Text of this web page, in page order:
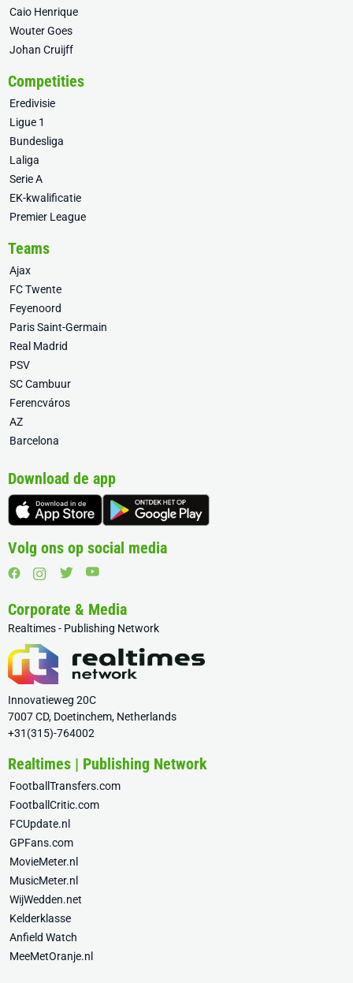
Caio Henrique
Wouter Goes
Johan Cruijff
Competities
Eredivisie
Ligue 1
Bundesliga
Laliga
Serie A
EK-kwalificatie
Premier League
Teams
Ajax
FC Twente
Feyenoord
Paris Saint-Germain
Real Madrid
PSV
SC Cambuur
Ferencváros
AZ
Barcelona
Download de app
Volg ons op social media
Corporate & Media
Realtimes - Publishing Network
Innovatieweg 20C
7007 CD, Doetinchem, Netherlands
+31(315)-764002
Realtimes | Publishing Network
FootballTransfers.com
FootballCritic.com
FCUpdate.nl
GPFans.com
MovieMeter.nl
MusicMeter.nl
WijWedden.net
Kelderklasse
Anfield Watch
MeeMetOranje.nl